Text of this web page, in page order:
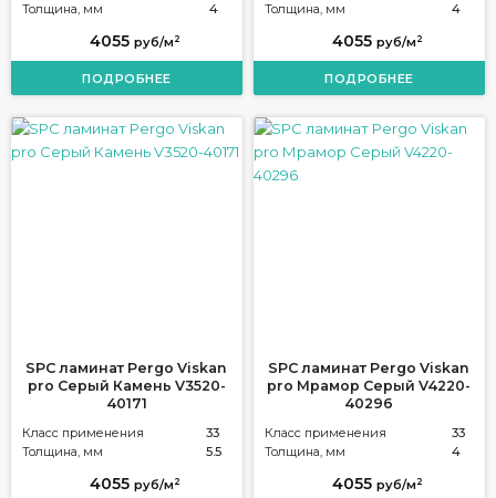
Толщина, мм
4
4055 руб/м 2
ПОДРОБНЕЕ
Толщина, мм
4
4055 руб/м 2
ПОДРОБНЕЕ
SPC ламинат Pergo Viskan
pro Серый Камень V3520-
40171
Класс применения
33
Толщина, мм
5.5
4055 руб/м 2
SPC ламинат Pergo Viskan
pro Мрамор Серый V4220-
40296
Класс применения
33
Толщина, мм
4
4055 руб/м 2